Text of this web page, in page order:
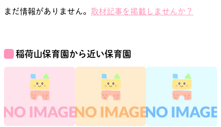
まだ情報がありません。 取材記事を掲載しませんか？
稲荷山保育園から近い保育園